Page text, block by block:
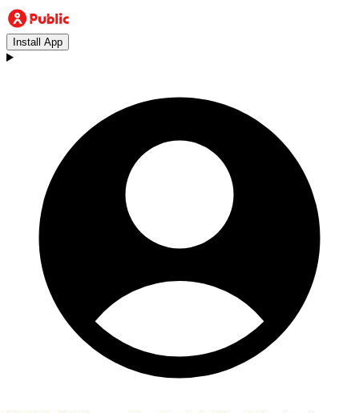
Install App